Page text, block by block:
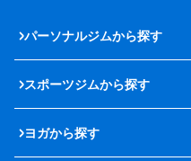
パーソナルジムから探す
スポーツジムから探す
ヨガから探す